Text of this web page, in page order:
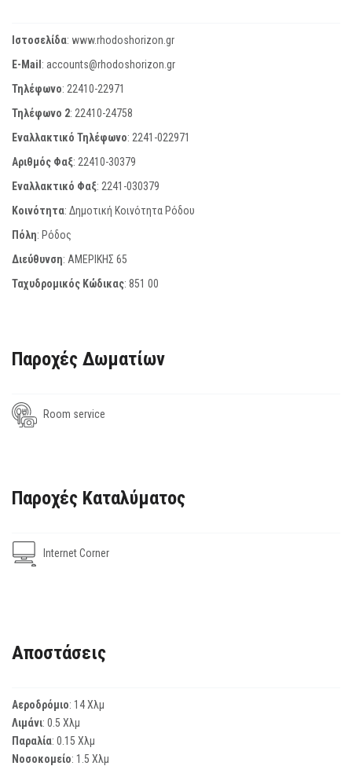
Ιστοσελίδα: www.rhodoshorizon.gr
E-Mail: accounts@rhodoshorizon.gr
Τηλέφωνο: 22410-22971
Τηλέφωνο 2: 22410-24758
Εναλλακτικό Τηλέφωνο: 2241-022971
Αριθμός Φαξ: 22410-30379
Εναλλακτικό Φαξ: 2241-030379
Κοινότητα: Δημοτική Κοινότητα Ρόδου
Πόλη: Ρόδος
Διεύθυνση: ΑΜΕΡΙΚΗΣ 65
Ταχυδρομικός Κώδικας: 851 00
Παροχές Δωματίων
Room service
Παροχές Καταλύματος
Internet Corner
Αποστάσεις
Αεροδρόμιο: 14 Χλμ
Λιμάνι: 0.5 Χλμ
Παραλία: 0.15 Χλμ
Νοσοκομείο: 1.5 Χλμ